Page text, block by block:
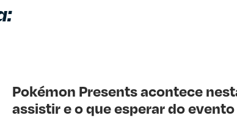
Pokémon Presents acontece
assistir e o que esperar do evento